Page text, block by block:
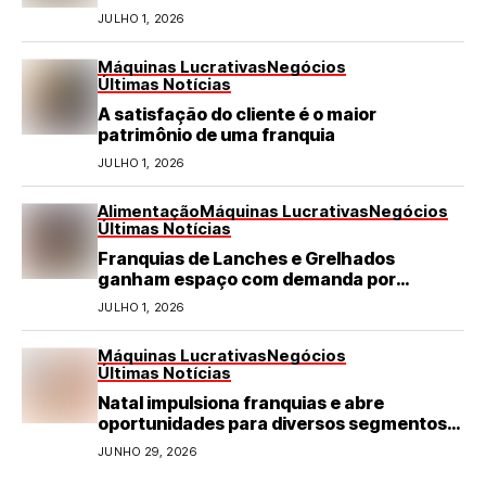
turismo em negócio de destaque no RN
JULHO 1, 2026
Máquinas LucrativasNegócios
Últimas Notícias
A satisfação do cliente é o maior
patrimônio de uma franquia
JULHO 1, 2026
AlimentaçãoMáquinas LucrativasNegócios
Últimas Notícias
Franquias de Lanches e Grelhados
ganham espaço com demanda por
refeições rápidas e de qualidade
JULHO 1, 2026
Máquinas LucrativasNegócios
Últimas Notícias
Natal impulsiona franquias e abre
oportunidades para diversos segmentos
do varejo
JUNHO 29, 2026